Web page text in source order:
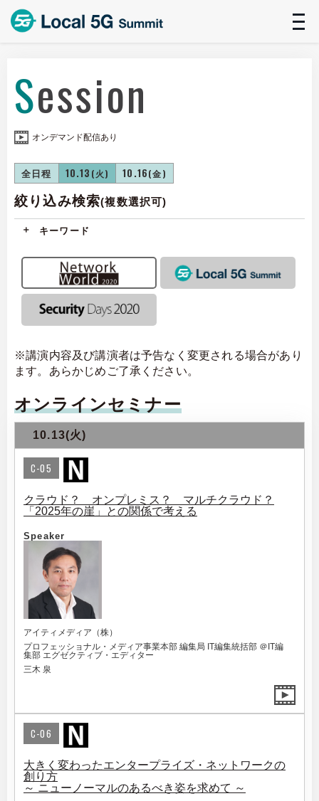
Session
全日程 10.13 (火) 10.16(金)
オンデマンド配信あり
絞り込み検索(複数選択可)
キーワード
※講演内容及び講演者は予告なく変更される場合があり
ます。あらかじめご了承ください。
オンラインセミナー
10.13(火)
C-05
クラウド？ オンプレミス？ マルチクラウド？
「2025年の崖」との関係で考える
Speaker
アイティメディア（株）
プロフェッショナル・メディア事業本部 編集局 IT編集統括部 ＠IT編
集部 エグゼクティブ・エディター
三木 泉
C-06
大きく変わったエンタープライズ・ネットワークの
創り方
～ ニューノーマルのあるべき姿を求めて ～